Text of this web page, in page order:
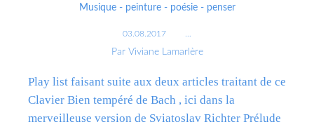
Musique - peinture - poésie - penser
03.08.2017
Par Viviane Lamarlère
Play list faisant suite aux deux articles traitant de ce
Clavier Bien tempéré de Bach , ici dans la
merveilleuse version de Sviatoslav Richter Prélude